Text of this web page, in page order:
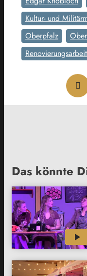
Kultur- und
Oberpfalz
Das könnte